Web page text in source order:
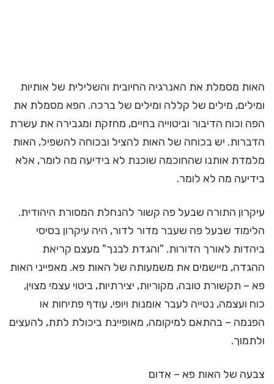
האות מסמלת את האנרגיה החיובית והשלילית של אותיות
ומילים, מילים של קללה ומילים של ברכה. הפא מסמלת את
הפה וכוח הדיבור וביטוייה בחיים, מחזקת ומגבירה את עשרת
הדברות. יש בכוחה של האות להציל ובכוחה להשפיל, האות
מלמדת אותנו שהחוכמה שוכנת לא בידיעה מה לומר, אלא
בידיעה מה לא לומר.
עיקרון התורה שבעל פה קשור להנחלת המסורת היהודית.
הלימוד שבעל פה שעבר מדור לדור, היה עיקרון בסיסי
ביהדות לאורך הדורות. "והגדת לבנך" מעצם קריאת
ההגדה, מיישמים את משמעותה של האות פא. מאפייני האות
פא – תקשורת טובה, מקוריות, יצירתיות, ביטוי עצמי מצוין,
כוח ועצמה, נטייה לעבר אומנות ויופי, עודף פתיחות או
הפנמה – בהתאם למיקומה, מאופיינת ביכולת לתת, להעצים
ולתמוך.
צבעה של האות פא – אדום